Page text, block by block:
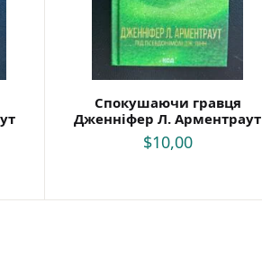
Спокушаючи гравця
Дженніфер Л. Арментраут
$10,00